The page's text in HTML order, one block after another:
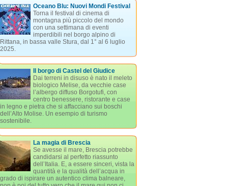
Oceano Blu: Nuovi Mondi Festival
Torna il festival di cinema di
montagna più piccolo del mondo
con una settimana di eventi
imperdibili nel borgo alpino di
Rittana, in bassa valle Stura, dal 1° al 6 luglio
2025.
Il borgo di Castel del Giudice
Dai terreni in disuso è nato il meleto
biologico Melise, da vecchie case
l’albergo diffuso Borgotufi, con
centro benessere, ristorante e case
in legno e pietra che si affacciano sui boschi
dell’Alto Molise. Un esempio di turismo
sostenibile.
La magia di Brescia
Se avesse il mare, Brescia potrebbe
candidarsi al perfetto riassunto
dell’Italia. E, a essere sinceri, vista la
quantità e la qualità dell’acqua in
grado di ispirare un autentico clima balneare,